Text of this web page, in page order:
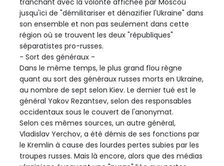
jusqu'ici de "démilitariser et dénazifier l'Ukraine" dans
son ensemble et non pas seulement dans cette
région où se trouvent les deux "républiques"
séparatistes pro-russes.
- Sort des généraux -
Dans le même temps, le plus grand flou règne
quant au sort des généraux russes morts en Ukraine,
au nombre de sept selon Kiev. Le dernier tué est le
général Yakov Rezantsev, selon des responsables
occidentaux sous le couvert de l'anonymat.
Selon ces mêmes sources, un autre général,
Vladislav Yerchov, a été démis de ses fonctions par
le Kremlin à cause des lourdes pertes subies par les
troupes russes. Mais là encore, alors que des médias